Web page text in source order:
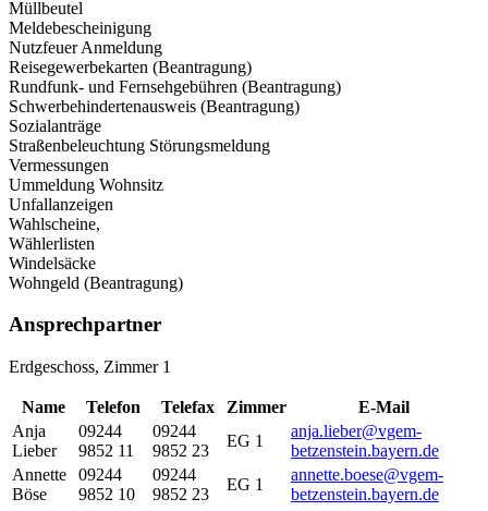
Müllbeutel
Meldebescheinigung
Nutzfeuer Anmeldung
Reisegewerbekarten (Beantragung)
Rundfunk- und Fernsehgebühren (Beantragung)
Schwerbehindertenausweis (Beantragung)
Sozialanträge
Straßenbeleuchtung Störungsmeldung
Vermessungen
Ummeldung Wohnsitz
Unfallanzeigen
Wahlscheine,
Wählerlisten
Windelsäcke
Wohngeld (Beantragung)
Ansprechpartner
Erdgeschoss, Zimmer 1
Name Telefon Telefax Zimmer
E-Mail
Anja
Lieber
09244
9852 11
09244
9852 23
EG 1
anja.lieber@vgem-
betzenstein.bayern.de
Annette
Böse
09244
9852 10
09244
9852 23
EG 1
annette.boese@vgem-
betzenstein.bayern.de